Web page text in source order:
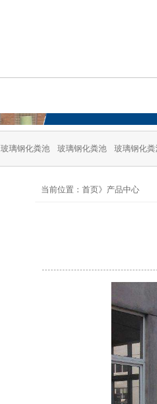
玻璃钢化粪池 玻璃钢化粪池 玻璃钢化粪
当前位置：首页》产品中心